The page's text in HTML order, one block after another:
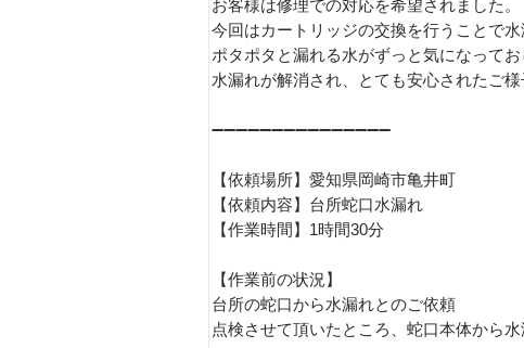
お客様は修理での対応を希望されました。
今回はカートリッジの交換を行うことで
ポタポタと漏れる水がずっと気になってお
水漏れが解消され、とても安心されたご様
➖➖➖➖➖➖➖➖➖➖➖➖➖➖➖
【依頼場所】愛知県岡崎市亀井町
【依頼内容】台所蛇口水漏れ
【作業時間】1時間30分
【作業前の状況】
台所の蛇口から水漏れとのご依頼
点検させて頂いたところ、蛇口本体から水